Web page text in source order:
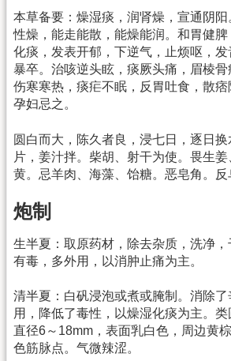
本草备要：燥湿痰，润肾燥，宣通阴
性燥，能走能散，能燥能润。和胃健
化痰，发表开郁，下逆气，止烦呕，
暴卒。治咳逆头眩，痰厥头痛，眉棱骨
伤寒寒热，痰疟不眠，反胃吐食，散痞
孕妇忌之。
圆白而大，陈久者良，浸七日，逐日
片，姜汁拌。柴胡、射干为使。畏生
黄。忌羊肉、海藻、饴糖。恶皂角。反
炮制
生半夏：取原药材，除去杂质，洗净，
有毒，多外用，以消肿止痛为主。
清半夏：白矾浸泡或煮或腌制。消除
用，降低了毒性，以燥湿化痰为主。类
直径6～18mm，表面乳白色，周边黄
色筋脉点。气微辣涩。